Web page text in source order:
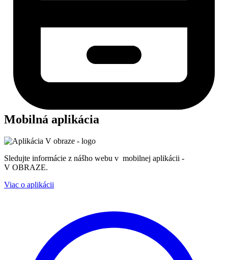
Mobilná aplikácia
Sledujte informácie z nášho webu v mobilnej aplikácii -
V OBRAZE.
Viac o aplikácii